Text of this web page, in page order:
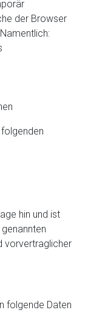
der Browser
hin und ist
vorvertraglicher
folgende Daten